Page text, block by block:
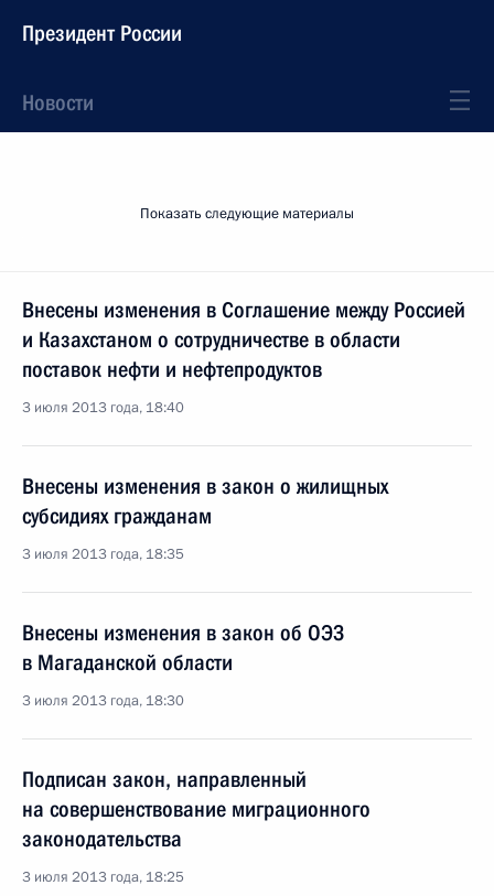
Президент России
Новости
Показать следующие материалы
Внесены изменения в Соглашение между Россией
и Казахстаном о сотрудничестве в области
поставок нефти и нефтепродуктов
3 июля 2013 года, 18:40
Внесены изменения в закон о жилищных
субсидиях гражданам
3 июля 2013 года, 18:35
Внесены изменения в закон об ОЭЗ
в Магаданской области
3 июля 2013 года, 18:30
Подписан закон, направленный
на совершенствование миграционного
законодательства
3 июля 2013 года, 18:25